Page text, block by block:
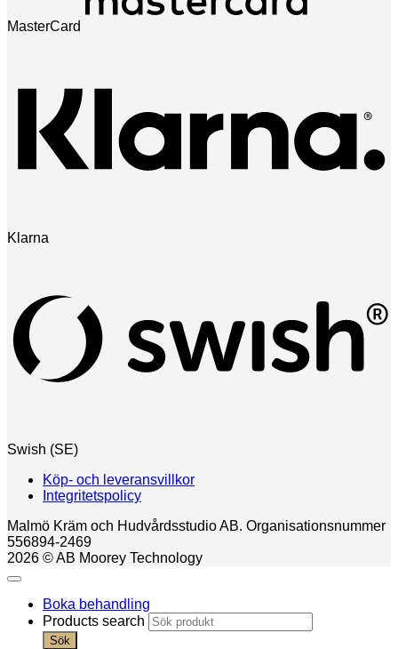
MasterCard
Klarna
Swish (SE)
Köp- och leveransvillkor
Integritetspolicy
Malmö Kräm och Hudvårdsstudio AB. Organisationsnummer
556894-2469
2026 © AB Moorey Technology
Boka behandling
Products search
Sök